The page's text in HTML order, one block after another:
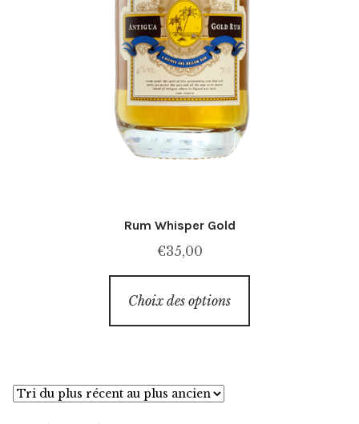
Rum Whisper Gold
€35,00
Choix des options
a